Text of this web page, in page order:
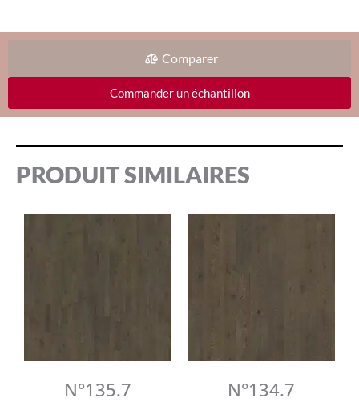
Comparer
Commander un échantillon
PRODUIT SIMILAIRES
N°135.7 N°134.7